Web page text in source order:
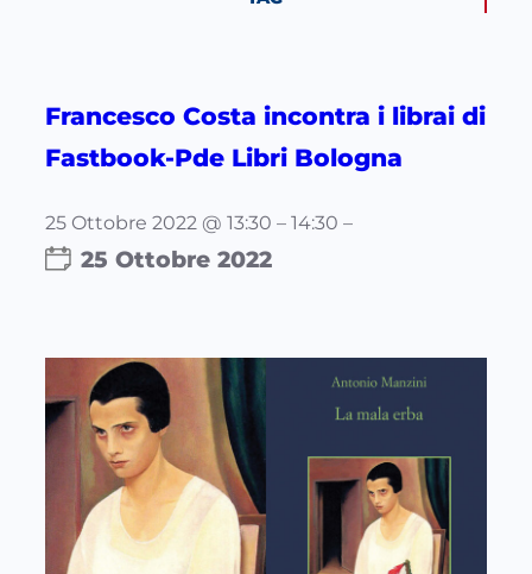
Francesco Costa incontra i librai di
Fastbook-Pde Libri Bologna
25 Ottobre 2022 @ 13:30 – 14:30 –
25 Ottobre 2022